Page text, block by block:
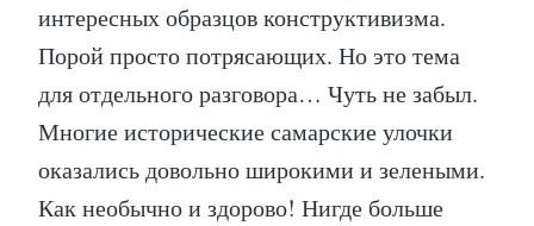
интересных образцов конструктивизма.
Порой просто потрясающих. Но это тема
для отдельного разговора… Чуть не забыл.
Многие исторические самарские улочки
оказались довольно широкими и зелеными.
Как необычно и здорово! Нигде больше